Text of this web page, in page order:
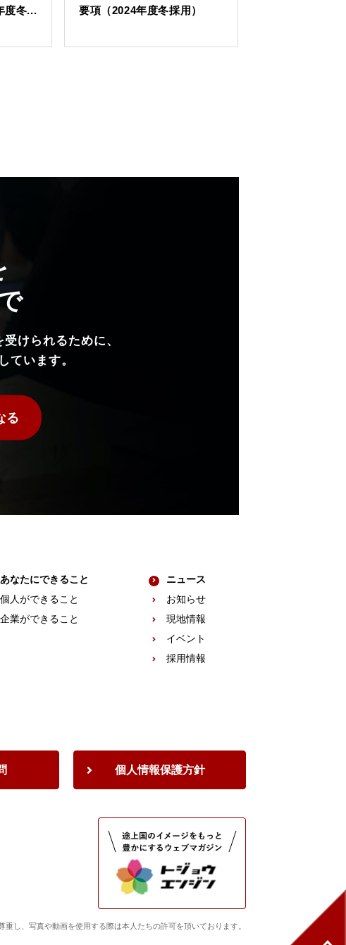
度冬...
要項（2024年度冬採用）
けられるために、
ています。
る
あなたにできること
個人ができること
企業ができること
ニュース
お知らせ
現地情報
イベント
採用情報
個人情報保護方針
し、写真や動画を使用する際は本人たちの許可を頂いております。